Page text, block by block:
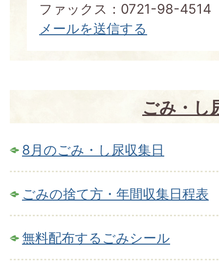
ファックス：0721-98-4514
メールを送信する
ごみ・し
8月のごみ・し尿収集日
ごみの捨て方・年間収集日程表
無料配布するごみシール